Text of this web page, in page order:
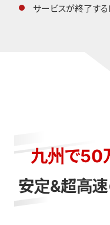
サービスが終了す
九州で50
安定&超高速